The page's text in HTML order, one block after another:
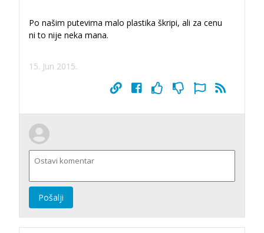
Po našim putevima malo plastika škripi, ali za cenu
ni to nije neka mana.
15. Jun 2015.
Pošalji